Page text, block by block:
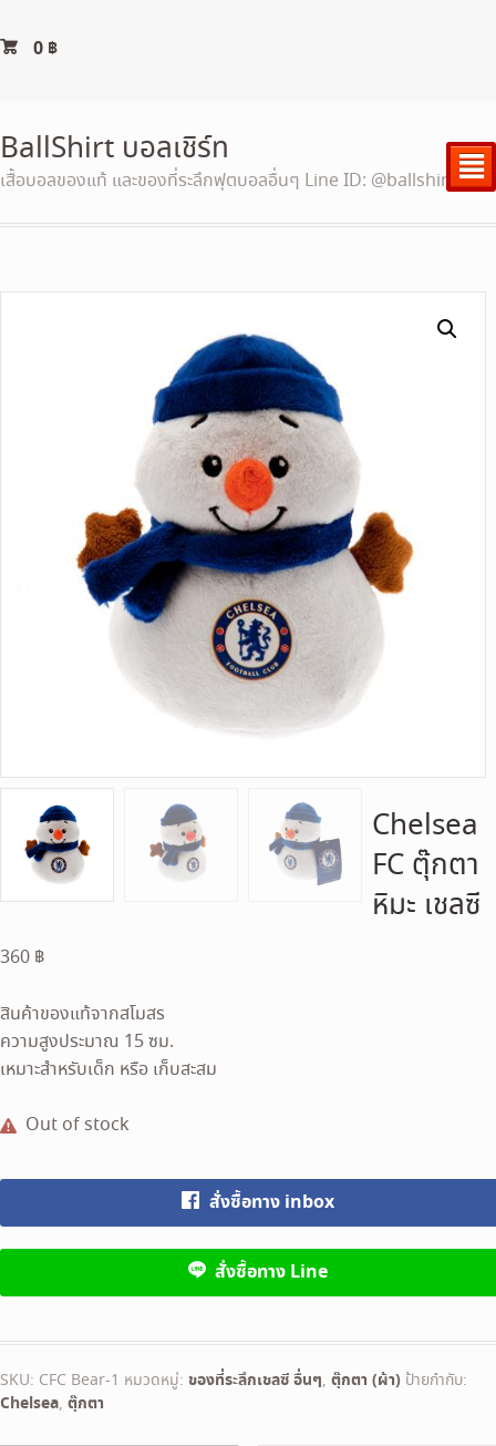
0 ฿
BallShirt บอลเชิร์ท
เสื้อบอลของแท้ และของที่ระลึกฟุตบอลอื่นๆ Line ID: @ballshirt²
Chelsea
FC ตุ๊กตา
หิมะ เชลซี
360 ฿
สินค้าของแท้จากสโมสร
ความสูงประมาณ 15 ซม.
เหมาะสำหรับเด็ก หรือ เก็บสะสม
Out of stock
สั่งซื้อทาง inbox
สั่งซื้อทาง Line
SKU: CFC Bear-1 หมวดหมู่: ของที่ระลึกเชลซี อื่นๆ, ตุ๊กตา (ผ้า) ป้ายกำกับ:
Chelsea, ตุ๊กตา